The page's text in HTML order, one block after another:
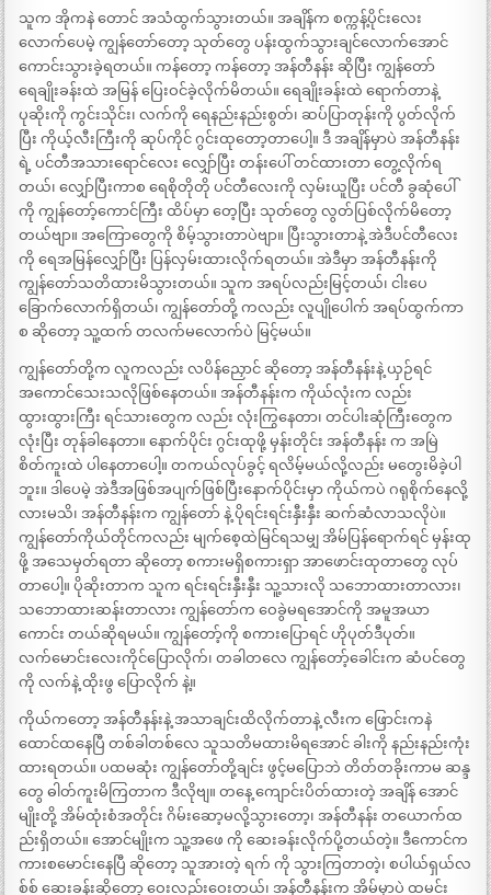
သူက အိုကနဲ တောင် အသံထွက်သွားတယ်။ အချိန်က စက္ကန့်ပိုင်းလေး
လောက်ပေမဲ့ ကျွန်တော်တော့ သုတ်တွေ ပန်းထွက်သွားချင်လောက်အောင်
ကောင်းသွားခဲ့ရတယ်။ ကန်တော့ ကန်တော့ အန်တီနန်း ဆိုပြီး ကျွန်တော်
ရေချိုးခန်းထဲ အမြန် ပြေးဝင်ခဲ့လိုက်မိတယ်။ ရေချိုးခန်းထဲ ရောက်တာနဲ့
ပုဆိုးကို ကွင်းသိုင်း၊ လက်ကို ရေနည်းနည်းစွတ်၊ ဆပ်ပြာတုန်းကို ပွတ်လိုက်
ပြီး ကိုယ့်လီးကြီးကို ဆုပ်ကိုင် ဂွင်းထုတော့တာပေါ့။ ဒီ အချိန်မှာပဲ အန်တီနန်း
ရဲ့ ပင်တီအသားရောင်လေး လျှော်ပြီး တန်းပေါ် တင်ထားတာ တွေ့လိုက်ရ
တယ်၊ လျှော်ပြီးကာစ ရေစိုတိုတို ပင်တီလေးကို လှမ်းယူပြီး ပင်တီ ခွဆုံပေါ်
ကို ကျွန်တော့်ကောင်ကြီး ထိပ်မှာ တေ့ပြီး သုတ်တွေ လွတ်ပြစ်လိုက်မိတော့
တယ်ဗျာ။ အကြောတွေကို စိမ့်သွားတာပဲဗျာ။ ပြီးသွားတာနဲ့ အဲဒီပင်တီလေး
ကို ရေအမြန်လျှော်ပြီး ပြန်လှမ်းထားလိုက်ရတယ်။ အဲဒီမှာ အန်တီနန်းကို
ကျွန်တော်သတိထားမိသွားတယ်။ သူက အရပ်လည်းမြင့်တယ်၊ ငါးပေ
ခြောက်လောက်ရှိတယ်၊ ကျွန်တော်တို့ ကလည်း လူပျိုပေါက် အရပ်ထွက်ကာ
စ ဆိုတော့ သူ့ထက် တလက်မလောက်ပဲ မြင့်မယ်။
ကျွန်တော်တို့က လူကလည်း လပိန်ညှောင် ဆိုတော့ အန်တီနန်းနဲ့ ယှဉ်ရင်
အကောင်သေးသလိုဖြစ်နေတယ်။ အန်တီနန်းက ကိုယ်လုံးက လည်း
ထွားထွားကြီး ရင်သားတွေက လည်း လုံးကြွနေတာ၊ တင်ပါးဆုံကြီးတွေက
လုံးပြီး တုန်ခါနေတာ။ နောက်ပိုင်း ဂွင်းထုဖို့ မှန်းတိုင်း အန်တီနန်း က အမြဲ
စိတ်ကူးထဲ ပါနေတာပေါ့။ တကယ်လုပ်ခွင့် ရလိမ့်မယ်လို့လည်း မတွေးမိခဲ့ပါ
ဘူး။ ဒါပေမဲ့ အဲဒီအဖြစ်အပျက်ဖြစ်ပြီးနောက်ပိုင်းမှာ ကိုယ်ကပဲ ဂရုစိုက်နေလို့
လားမသိ၊ အန်တီနန်းက ကျွန်တော် နဲ့ ပိုရင်းရင်းနှီးနှီး ဆက်ဆံလာသလိုပဲ။
ကျွန်တော်ကိုယ်တိုင်ကလည်း မျက်စေ့ထဲမြင်ရသမျှ အိမ်ပြန်ရောက်ရင် မှန်းထု
ဖို့ အသေမှတ်ရတာ ဆိုတော့ စကားမရှိစကားရှာ အာဖောင်းထုတာတွေ လုပ်
တာပေါ့။ ပိုဆိုးတာက သူက ရင်းရင်းနှီးနှီး သူ့သားလို သဘောထားတာလား၊
သဘောထားဆန်းတာလား ကျွန်တော်က ဝေခွဲမရအောင်ကို အမူအယာ
ကောင်း တယ်ဆိုရမယ်။ ကျွန်တော့်ကို စကားပြောရင် ဟိုပုတ်ဒီပုတ်။
လက်မောင်းလေးကိုင်ပြောလိုက်၊ တခါတလေ ကျွန်တော့်ခေါင်းက ဆံပင်တွေ
ကို လက်နဲ့ ထိုးဖွ ပြောလိုက် နဲ့။
ကိုယ်ကတော့ အန်တီနန်းနဲ့ အသာချင်းထိလိုက်တာနဲ့ လီးက ဖြောင်းကနဲ
ထောင်ထနေပြီ တစ်ခါတစ်လေ သူသတိမထားမိရအောင် ခါးကို နည်းနည်းကုံး
ထားရတယ်။ ပထမဆုံး ကျွန်တော်တို့ချင်း ဖွင့်မပြောဘဲ တိတ်တခိုးကာမ ဆန္ဒ
တွေ ဓါတ်ကူးမိကြတာက ဒီလိုဗျ။ တနေ့ ကျောင်းပိတ်ထားတဲ့ အချိန် အောင်
မျိုးတို့ အိမ်ထုံးစံအတိုင်း ဂိမ်းဆော့မလို့သွားတော့၊ အန်တီနန်း တယောက်ထ
ည်းရှိတယ်။ အောင်မျိုးက သူ့အဖေ ကို ဆေးခန်းလိုက်ပို့တယ်တဲ့။ ဒီကောင်က
ကားစမောင်းနေပြီ ဆိုတော့ သူအားတဲ့ ရက် ကို သွားကြတာတဲ့၊ စပါယ်ရှယ်လ
စ်စ် ဆေးခန်းဆိုတော့ ဝေးလည်းဝေးတယ်၊ အန်တီနန်းက အိမ်မှာပဲ ထမင်း